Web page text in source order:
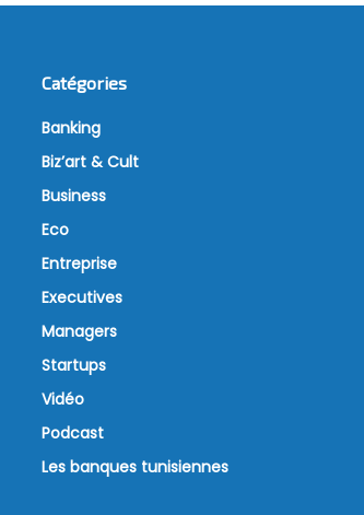
Catégories
Banking
Biz’art & Cult
Business
Eco
Entreprise
Executives
Managers
Startups
Vidéo
Podcast
Les banques tunisiennes